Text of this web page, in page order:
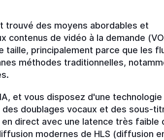
trouvé des moyens abordables et
de vidéo à la demande
principalement parce que les
méthodes traditionnelles,
et vous disposez d'une technologie
doublages vocaux et des sous-
direct avec une latence très faible
modernes de HLS (diffusion